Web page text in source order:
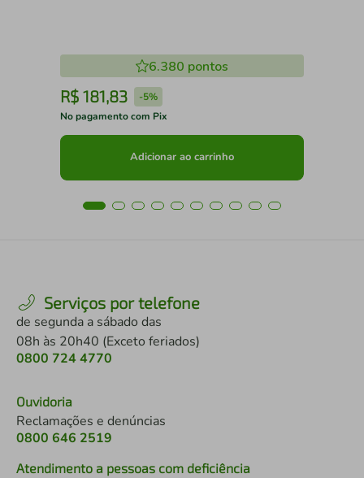
6.380 pontos
R$ 181,83 -5%
No pagamento com Pix
Adicionar ao carrinho
Serviços por telefone
de segunda a sábado das
08h às 20h40 (Exceto feriados)
0800 724 4770
Ouvidoria
Reclamações e denúncias
0800 646 2519
Atendimento a pessoas com deficiência